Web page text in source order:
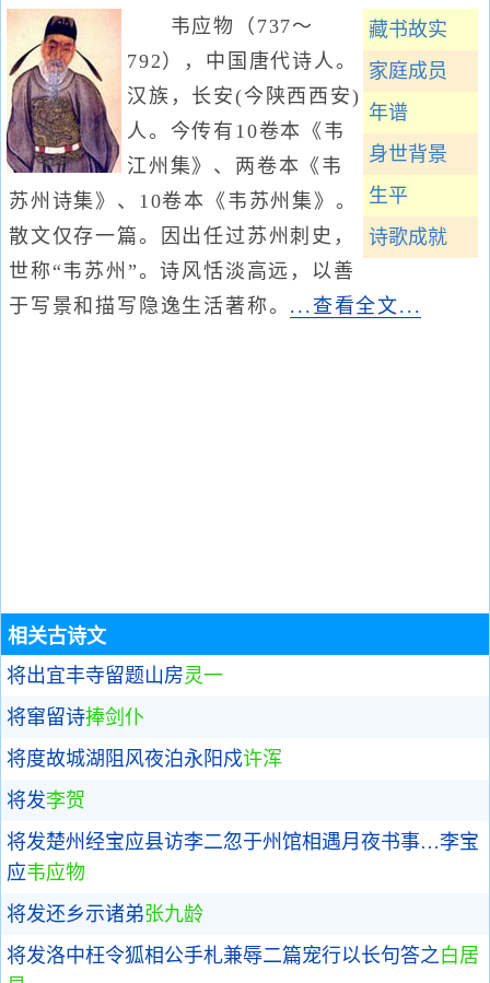
藏书故实
家庭成员
年谱
身世背景
生平
诗歌成就
韦应物（737～
792），中国唐代诗人。
汉族，长安(今陕西西安)
人。今传有10卷本《韦
江州集》、两卷本《韦
苏州诗集》、10卷本《韦苏州集》。
散文仅存一篇。因出任过苏州刺史，
世称“韦苏州”。诗风恬淡高远，以善
于写景和描写隐逸生活著称。 ...查看全文...
相关古诗文
将出宜丰寺留题山房灵一
将窜留诗捧剑仆
将度故城湖阻风夜泊永阳戍许浑
将发李贺
将发楚州经宝应县访李二忽于州馆相遇月夜书事…李宝
应韦应物
将发还乡示诸弟张九龄
将发洛中枉令狐相公手札兼辱二篇宠行以长句答之白居